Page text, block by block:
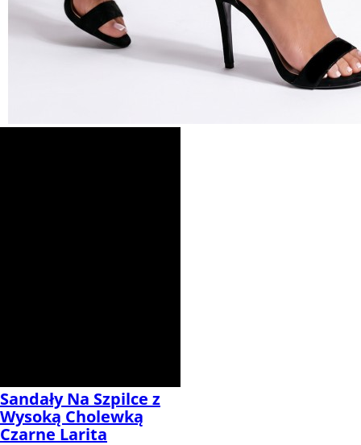
Sandały Na Szpilce z
Wysoką Cholewką
Czarne Larita